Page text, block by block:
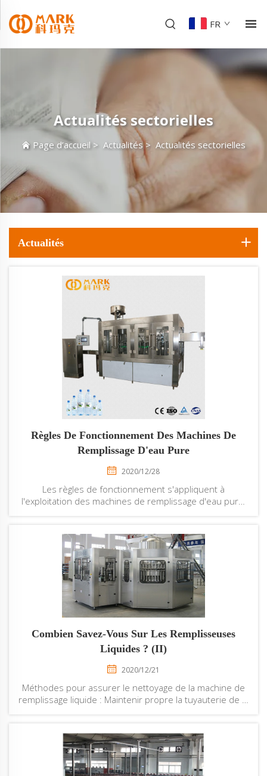
FR
Actualités sectorielles
Page d’accueil> Actualités> Actualités sectorielles
Actualités
Règles De Fonctionnement Des Machines De
Remplissage D'eau Pure
2020/12/28
Les règles de fonctionnement s'appliquent à
l'exploitation des machines de remplissage d'eau pure.
réservoir d'eau brute → filtre multiforme → filtre au
charbon actif → dosage d'inhibiteur d'entartrage...
Combien Savez-Vous Sur Les Remplisseuses
Liquides ? (II)
2020/12/21
Méthodes pour assurer le nettoyage de la machine de
remplissage liquide : Maintenir propre la tuyauterie de la
les matières, doivent être maintenus propres, nettoyés
chaque semaine, lavés chaque jour, stérilisés chaque...